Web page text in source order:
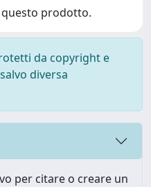
questo prodotto.
da copyright e
diversa
per citare o creare un